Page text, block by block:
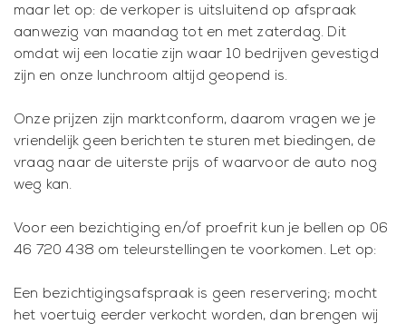
maar let op: de verkoper is uitsluitend op afspraak
aanwezig van maandag tot en met zaterdag. Dit
omdat wij een locatie zijn waar 10 bedrijven gevestigd
zijn en onze lunchroom altijd geopend is.
Onze prijzen zijn marktconform, daarom vragen we je
vriendelijk geen berichten te sturen met biedingen, de
vraag naar de uiterste prijs of waarvoor de auto nog
weg kan.
Voor een bezichtiging en/of proefrit kun je bellen op 06
46 720 438 om teleurstellingen te voorkomen. Let op:
Een bezichtigingsafspraak is geen reservering; mocht
het voertuig eerder verkocht worden, dan brengen wij